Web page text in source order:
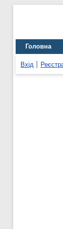
Головна
Вхід